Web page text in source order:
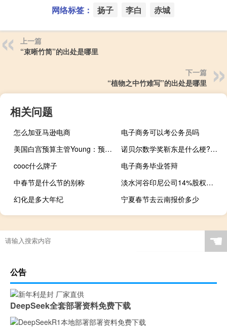
网络标签： 扬子 李白 赤城
上一篇
“束晰竹简”的出处是哪里
下一篇
“植物之中竹难写”的出处是哪里
相关问题
怎么加亚马逊电商
电子商务可以考公务员吗
美国白宫预算主管Young：预计拜登将加强与国会的对话
诺贝尔数学奖靳东是什么梗?（诺贝尔奖为什么没有数学奖）什么梗
cooc什么牌子
电子商务毕业答辩
中春节是什么节的别称
淡水河谷印尼公司14%股权出售协议签署 印尼国有矿商MIND ID将成其最大股东
幻化是多大年纪
宁夏春节去云南报价多少
☚
公告
DeepSeek全套部署资料免费下载